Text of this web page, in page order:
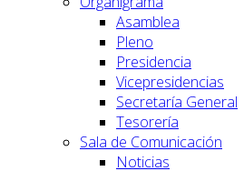
Asamblea
Pleno
Presidencia
Vicepresidencias
Secretaría General
Tesorería
Sala de Comunicación
Noticias